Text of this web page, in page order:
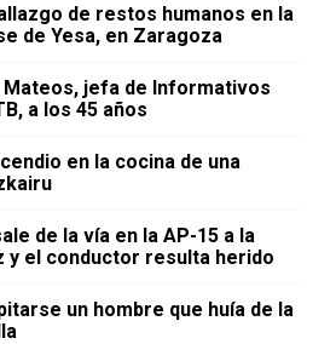
de restos humanos en la
de Yesa, en Zaragoza
Mateos, jefa de Informativos
a los 45 años
en la cocina de una
de la vía en la AP-15 a la
y el conductor resulta herido
un hombre que huía de la